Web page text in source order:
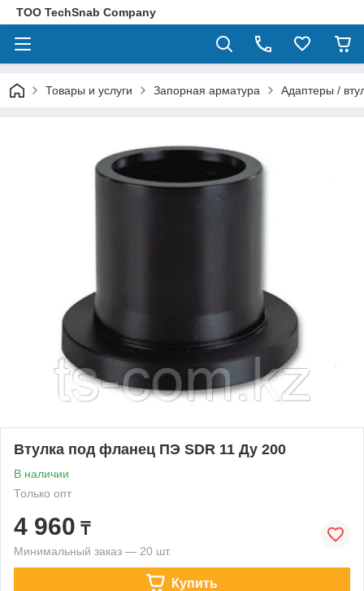
ТОО TechSnab Company
Товары и услуги Запорная арматура Адаптеры /
Втулка под фланец ПЭ SDR 11 Ду 200
В наличии
Только опт
4 960 ₸
Минимальный заказ — 20 шт.
Купить